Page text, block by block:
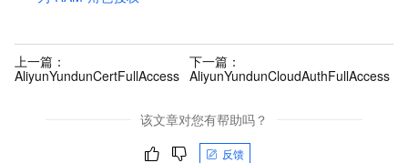
上一篇：
AliyunYundunCertFullAccess
下一篇：
AliyunYundunCloudAuthFullAccess
该文章对您有帮助吗？
反馈